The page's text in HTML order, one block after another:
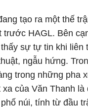
tạo ra một thế
trước HAGL. Bên
sự tự tin khi liên
ngẫu hứng.
trong những pha
xa của Văn Thanh
núi, tính từ đầu